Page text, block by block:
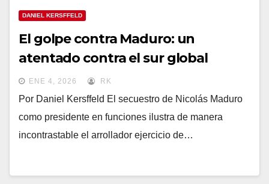
DANIEL KERSFFELD
El golpe contra Maduro: un
atentado contra el sur global
ENE 4, 2026 RK
Por Daniel Kersffeld El secuestro de Nicolás Maduro
como presidente en funciones ilustra de manera
incontrastable el arrollador ejercicio de…